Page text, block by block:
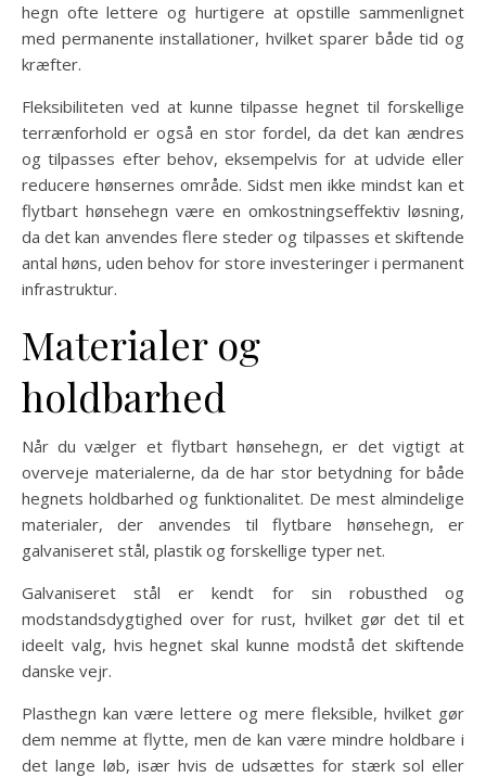
hegn ofte lettere og hurtigere at opstille sammenlignet
med permanente installationer, hvilket sparer både tid og
kræfter.
Fleksibiliteten ved at kunne tilpasse hegnet til forskellige
terrænforhold er også en stor fordel, da det kan ændres
og tilpasses efter behov, eksempelvis for at udvide eller
reducere hønsernes område. Sidst men ikke mindst kan et
flytbart hønsehegn være en omkostningseffektiv løsning,
da det kan anvendes flere steder og tilpasses et skiftende
antal høns, uden behov for store investeringer i permanent
infrastruktur.
Materialer og
holdbarhed
Når du vælger et flytbart hønsehegn, er det vigtigt at
overveje materialerne, da de har stor betydning for både
hegnets holdbarhed og funktionalitet. De mest almindelige
materialer, der anvendes til flytbare hønsehegn, er
galvaniseret stål, plastik og forskellige typer net.
Galvaniseret stål er kendt for sin robusthed og
modstandsdygtighed over for rust, hvilket gør det til et
ideelt valg, hvis hegnet skal kunne modstå det skiftende
danske vejr.
Plasthegn kan være lettere og mere fleksible, hvilket gør
dem nemme at flytte, men de kan være mindre holdbare i
det lange løb, især hvis de udsættes for stærk sol eller